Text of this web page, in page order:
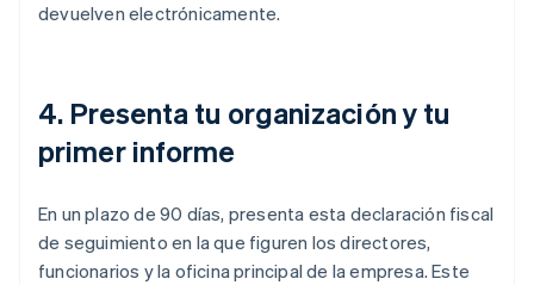
devuelven electrónicamente.
4. Presenta tu organización y tu
primer informe
En un plazo de 90 días, presenta esta declaración fiscal
de seguimiento en la que figuren los directores,
funcionarios y la oficina principal de la empresa. Este